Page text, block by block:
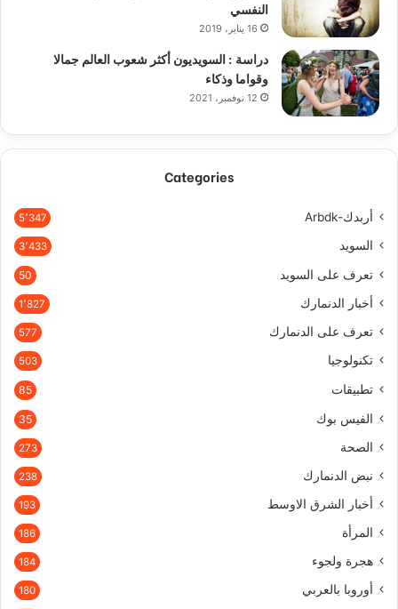
النفسي
16 يناير، 2019
دراسة : السويديون أكثر شعوب العالم جمالا
وقواما وذكاء
12 نوفمبر، 2021
Categories
أربدك-Arbdk 5٬347
السويد 3٬433
تعرف على السويد 50
أخبار الدنمارك 1٬827
تعرف على الدنمارك 577
تكنولوجيا 503
تطبيقات 85
الفيس بوك 35
الصحة 273
نبض الدنمارك 238
أخبار الشرق الاوسط 193
المرأة 186
هجرة ولجوء 184
أوروبا بالعربي 180